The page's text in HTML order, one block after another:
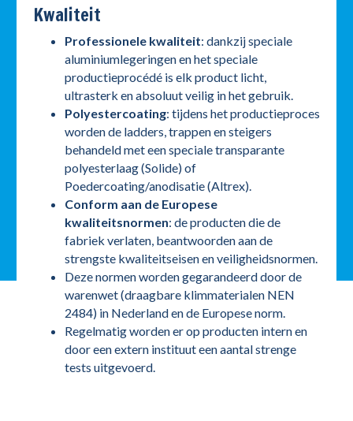
Kwaliteit
Professionele kwaliteit: dankzij speciale
aluminiumlegeringen en het speciale
productieprocédé is elk product licht,
ultrasterk en absoluut veilig in het gebruik.
Polyestercoating: tijdens het productieproces
worden de ladders, trappen en steigers
behandeld met een speciale transparante
polyesterlaag (Solide) of
Poedercoating/anodisatie (Altrex).
Conform aan de Europese
kwaliteitsnormen: de producten die de
fabriek verlaten, beantwoorden aan de
strengste kwaliteitseisen en veiligheidsnormen.
Deze normen worden gegarandeerd door de
warenwet (draagbare klimmaterialen NEN
2484) in Nederland en de Europese norm.
Regelmatig worden er op producten intern en
door een extern instituut een aantal strenge
tests uitgevoerd.